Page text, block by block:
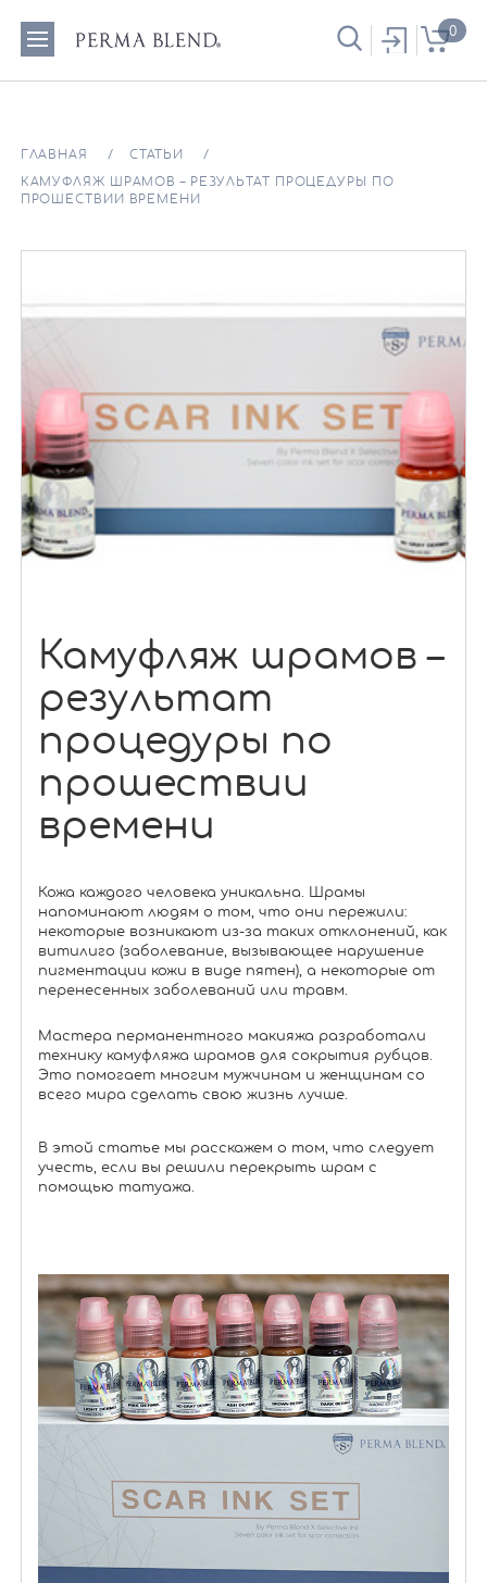
0
ГЛАВНАЯ СТАТЬИ
КАМУФЛЯЖ ШРАМОВ – РЕЗУЛЬТАТ ПРОЦЕДУРЫ ПО
ПРОШЕСТВИИ ВРЕМЕНИ
Камуфляж шрамов –
результат
процедуры по
прошествии
времени
Кожа каждого человека уникальна. Шрамы
напоминают людям о том, что они пережили:
некоторые возникают из-за таких отклонений, как
витилиго (заболевание, вызывающее нарушение
пигментации кожи в виде пятен), а некоторые от
перенесенных заболеваний или травм.
Мастера перманентного макияжа разработали
технику камуфляжа шрамов для сокрытия рубцов.
Это помогает многим мужчинам и женщинам со
всего мира сделать свою жизнь лучше.
В этой статье мы расскажем о том, что следует
учесть, если вы решили перекрыть шрам с
помощью татуажа.